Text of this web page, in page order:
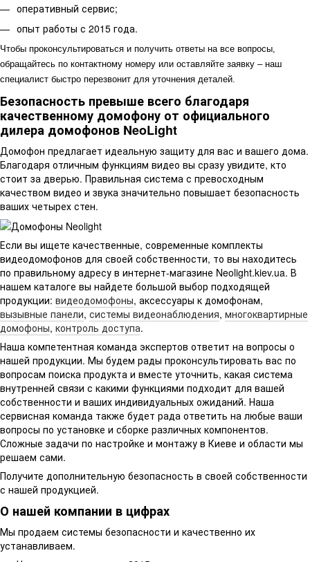
оперативный сервис;
опыт работы с 2015 года.
Чтобы проконсультироваться и получить ответы на все вопросы,
обращайтесь по контактному номеру или оставляйте заявку – наш
специалист быстро перезвонит для уточнения деталей.
Безопасность превыше всего благодаря
качественному домофону от официального
дилера домофонов NeoLight
Домофон предлагает идеальную защиту для вас и вашего дома.
Благодаря отличным функциям видео вы сразу увидите, кто
стоит за дверью. Правильная система с превосходным
качеством видео и звука значительно повышает безопасность
ваших четырех стен.
Если вы ищете качественные, современные комплекты
видеодомофонов для своей собственности, то вы находитесь
по правильному адресу в интернет-магазине Neolight.kiev.ua. В
нашем каталоге вы найдете большой выбор подходящей
продукции: видеодомофоны, аксессуары к домофонам,
вызывные панели, системы видеонаблюдения, многоквартирные
домофоны, контроль доступа.
Наша компетентная команда экспертов ответит на вопросы о
нашей продукции. Мы будем рады проконсультировать вас по
вопросам поиска продукта и вместе уточнить, какая система
внутренней связи с какими функциями подходит для вашей
собственности и ваших индивидуальных ожиданий. Наша
сервисная команда также будет рада ответить на любые ваши
вопросы по установке и сборке различных компонентов.
Сложные задачи по настройке и монтажу в Киеве и области мы
решаем сами.
Получите дополнительную безопасность в своей собственности
с нашей продукцией.
О нашей компании в цифрах
Мы продаем системы безопасности и качественно их
устанавливаем.